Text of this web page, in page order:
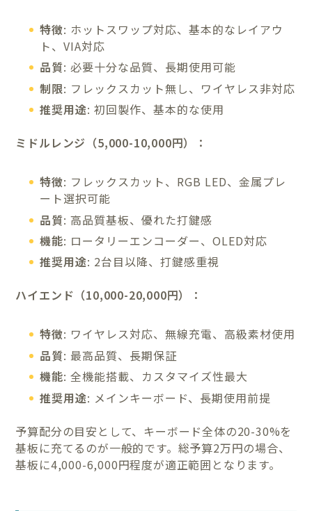
特徴: ホットスワップ対応、基本的なレイアウ
ト、VIA対応
品質: 必要十分な品質、長期使用可能
制限: フレックスカット無し、ワイヤレス非対応
推奨用途: 初回製作、基本的な使用
ミドルレンジ（5,000-10,000円）：
特徴: フレックスカット、RGB LED、金属プレ
ート選択可能
品質: 高品質基板、優れた打鍵感
機能: ロータリーエンコーダー、OLED対応
推奨用途: 2台目以降、打鍵感重視
ハイエンド（10,000-20,000円）：
特徴: ワイヤレス対応、無線充電、高級素材使用
品質: 最高品質、長期保証
機能: 全機能搭載、カスタマイズ性最大
推奨用途: メインキーボード、長期使用前提
予算配分の目安として、キーボード全体の20-30%を
基板に充てるのが一般的です。総予算2万円の場合、
基板に4,000-6,000円程度が適正範囲となります。